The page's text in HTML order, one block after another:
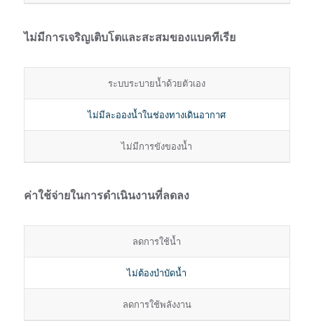
ไม่มีการเจริญเติบโตและสะสมของแบคทีเรีย
ระบบระบายน้ำด้วยตัวเอง
ไม่มีละอองน้ำในช่องทางเดินอากาศ
ไม่มีการขังของน้ำ
ค่าใช้จ่ายในการดำเนินงานที่ลดลง
ลดการใช้น้ำ
ไม่ต้องบำบัดน้ำ
ลดการใช้พลังงาน